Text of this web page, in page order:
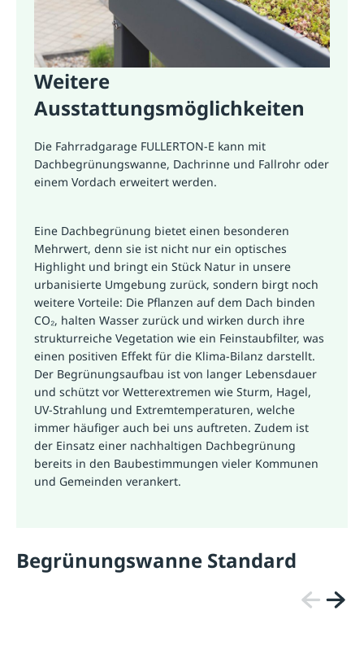
Weitere
Ausstattungsmöglichkeiten
Die Fahrradgarage FULLERTON-E kann mit
Dachbegrünungswanne, Dachrinne und Fallrohr oder
einem Vordach erweitert werden.
Eine Dachbegrünung bietet einen besonderen
Mehrwert, denn sie ist nicht nur ein optisches
Highlight und bringt ein Stück Natur in unsere
urbanisierte Umgebung zurück, sondern birgt noch
weitere Vorteile: Die Pflanzen auf dem Dach binden
CO₂, halten Wasser zurück und wirken durch ihre
strukturreiche Vegetation wie ein Feinstaubfilter, was
einen positiven Effekt für die Klima-Bilanz darstellt.
Der Begrünungsaufbau ist von langer Lebensdauer
und schützt vor Wetterextremen wie Sturm, Hagel,
UV-Strahlung und Extremtemperaturen, welche
immer häufiger auch bei uns auftreten. Zudem ist
der Einsatz einer nachhaltigen Dachbegrünung
bereits in den Baubestimmungen vieler Kommunen
und Gemeinden verankert.
Begrünungswanne Standard